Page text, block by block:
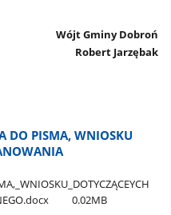
Wójt Gminy Dobroń
Robert Jarzębak
DO PISMA, WNIOSKU
0.02MB